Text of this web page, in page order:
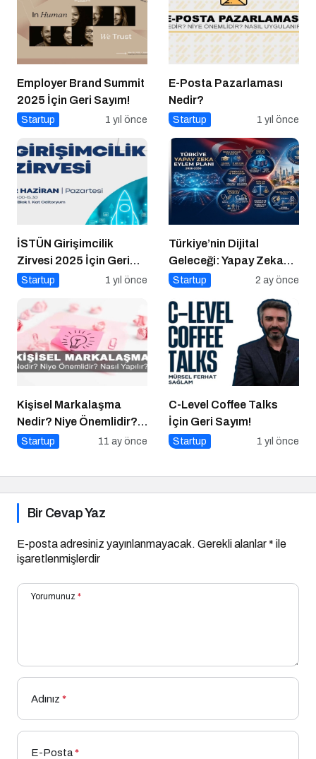
Employer Brand Summit
2025 İçin Geri Sayım!
Startup 1 yıl önce
E-Posta Pazarlaması
Nedir?
Startup 1 yıl önce
İSTÜN Girişimcilik
Zirvesi 2025 İçin Geri
Sayım
Startup 1 yıl önce
Türkiye’nin Dijital
Geleceği: Yapay Zeka
Çağında “BİLGE”
Startup 2 ay önce
Kişisel Markalaşma
Nedir? Niye Önemlidir?
Kişisel Markalaşma
Startup 11 ay önce
C-Level Coffee Talks
İçin Geri Sayım!
Startup 1 yıl önce
Bir Cevap Yaz
E-posta adresiniz yayınlanmayacak. Gerekli alanlar* ile
işaretlenmişlerdir
Yorumunuz *
Adınız *
E-Posta*